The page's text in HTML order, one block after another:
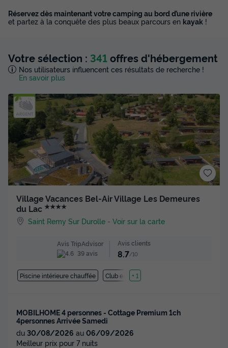
Réservez dès maintenant votre camping au bord d’une rivière
et partez à la conquête des plus beaux parcours en kayak !
Votre sélection : 341offres d'hébergement
Nos utilisateurs influencent ces résultats de recherche !
En savoir plus
Village Vacances Bel-Air Village Les Demeures
du Lac ★★★★
Saint Remy Sur Durolle -Voir sur la carte
Avis TripAdvisor
39 avis
Avis clients
8.7/10
Piscine intérieure chauffée Club enfant
+ 1
MOBILHOME 4 personnes - Cottage Premium 1ch
4personnes Arrivée Samedi
du 30/08/2026 au 06/09/2026
Meilleur prix pour 7 nuits